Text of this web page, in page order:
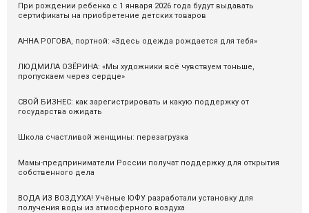
При рождении ребенка с 1 января 2026 года будут выдавать
сертификаты на приобретение детских товаров
АННА РОГОВА, портной: «Здесь одежда рождается для тебя»
ЛЮДМИЛА ОЗЁРИНА: «Мы художники всё чувствуем тоньше,
пропускаем через сердце»
СВОЙ БИЗНЕС: как зарегистрировать и какую поддержку от
государства ожидать
Школа счастливой женщины: перезагрузка
Мамы-предприниматели России получат поддержку для открытия
собственного дела
ВОДА ИЗ ВОЗДУХА! Учёные ЮФУ разработали установку для
получения воды из атмосферного воздуха